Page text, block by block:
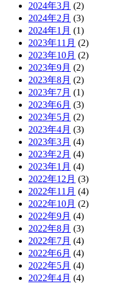
2024年3月 (2)
2024年2月 (3)
2024年1月 (1)
2023年11月 (2)
2023年10月 (2)
2023年9月 (2)
2023年8月 (2)
2023年7月 (1)
2023年6月 (3)
2023年5月 (2)
2023年4月 (3)
2023年3月 (4)
2023年2月 (4)
2023年1月 (4)
2022年12月 (3)
2022年11月 (4)
2022年10月 (2)
2022年9月 (4)
2022年8月 (3)
2022年7月 (4)
2022年6月 (4)
2022年5月 (4)
2022年4月 (4)